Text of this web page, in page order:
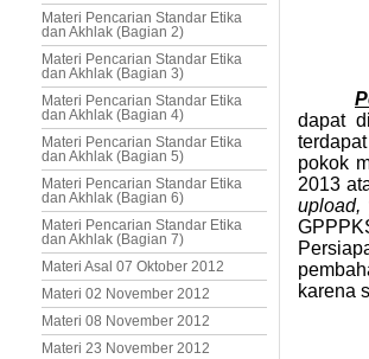
Materi Pencarian Standar Etika
dan Akhlak (Bagian 2)
Materi Pencarian Standar Etika
dan Akhlak (Bagian 3)
Materi Pencarian Standar Etika
dan Akhlak (Bagian 4)
Materi Pencarian Standar Etika
dan Akhlak (Bagian 5)
Materi Pencarian Standar Etika
dan Akhlak (Bagian 6)
Materi Pencarian Standar Etika
dan Akhlak (Bagian 7)
Materi Asal 07 Oktober 2012
Materi 02 November 2012
Materi 08 November 2012
Materi 23 November 2012
dapat
pokok
2013
upload,
karena